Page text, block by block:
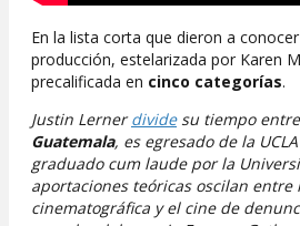
En la lista corta que dieron a
producción, estelarizada por Karen
precalificada en cinco categorías.
Justin Lernerdividesu tiempo entre
Guatemala, es egresado de la
graduado cum laude por la
aportaciones teóricas oscilan entre
cinematográfica y el cine de